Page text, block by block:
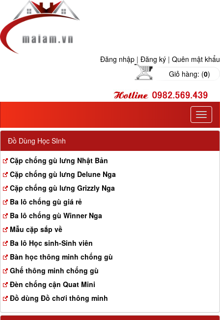
Đăng nhập | Đăng ký | Quên mật khẩu
Giỏ hàng: (0)
T
o
Đồ Dùng Học SInh
Cặp chống gù lưng Nhật Bản
Cặp chống gù lưng Delune Nga
Cặp chống gù lưng Grizzly Nga
Ba lô chống gù giá rẻ
Ba lô chống gù Winner Nga
Mẫu cặp sắp về
Ba lô Học sinh-Sinh viên
Bàn học thông minh chống gù
Ghế thông minh chống gù
Đèn chống cận Quat Mini
Đồ dùng Đồ chơi thông minh